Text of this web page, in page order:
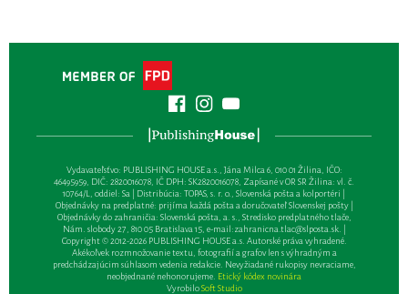
Vydavateľsťvo: PUBLISHING HOUSE a.s., Jána Milca 6, 010 01 Žilina, IČO:
46495959, DIČ: 2820016078, IČ DPH: SK2820016078, Zapísané v OR SR Žilina: vl. č.
10764/L, oddiel: Sa | Distribúcia: TOPAS, s. r. o., Slovenská pošta a kolportéri |
Objednávky na predplatné: prijíma každá pošta a doručovateľ Slovenskej pošty |
Objednávky do zahraničia: Slovenská pošta, a. s., Stredisko predplatného tlače,
Nám. slobody 27, 810 05 Bratislava 15, e-mail:zahranicna.tlac@slposta.sk. |
Copyright © 2012-2026 PUBLISHING HOUSE a.s. Autorské práva vyhradené.
Akékoľvek rozmnožovanie textu, fotografií a grafov len s výhradným a
predchádzajúcim súhlasom vedenia redakcie. Nevyžiadané rukopisy nevraciame,
neobjednané nehonorujeme. Etický kódex novinára
VyrobiloSoft Studio